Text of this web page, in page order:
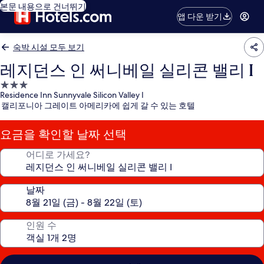
본문 내용으로 건너뛰기
앱 다운 받기
숙박 시설 모두 보기
레지던스 인 써니베일 실리콘 밸리 I
3.0
성
급
숙
박
시
Residence Inn Sunnyvale Silicon Valley I
캘리포니아 그레이트 아메리카에 쉽게 갈 수 있는 호텔
요금을 확인할 날짜 선택
어디로 가세요?
날짜
인원 수